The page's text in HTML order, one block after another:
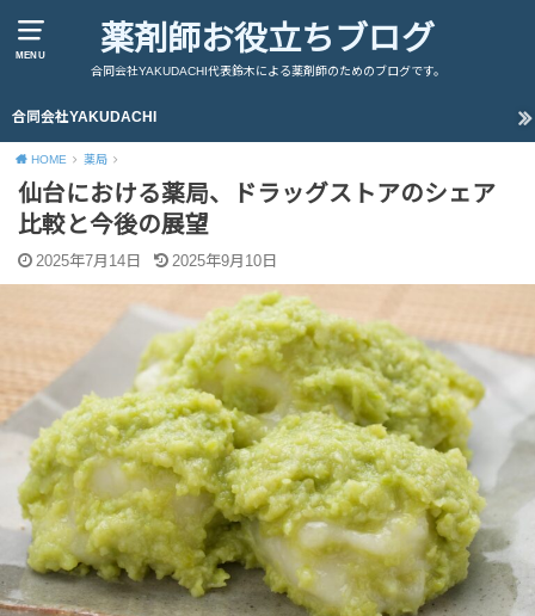
MENU 薬剤師お役立ちブログ
合同会社YAKUDACHI代表鈴木による薬剤師のためのブログです。
合同会社YAKUDACHI
HOME 薬局
仙台における薬局、ドラッグストアのシェア
比較と今後の展望
2025年7月14日 2025年9月10日